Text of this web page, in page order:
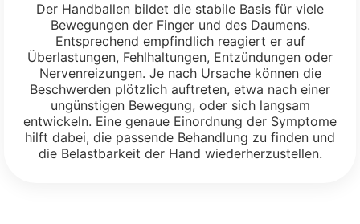
Der Handballen bildet die stabile Basis für viele
Bewegungen der Finger und des Daumens.
Entsprechend empfindlich reagiert er auf
Überlastungen, Fehlhaltungen, Entzündungen oder
Nervenreizungen. Je nach Ursache können die
Beschwerden plötzlich auftreten, etwa nach einer
ungünstigen Bewegung, oder sich langsam
entwickeln. Eine genaue Einordnung der Symptome
hilft dabei, die passende Behandlung zu finden und
die Belastbarkeit der Hand wiederherzustellen.